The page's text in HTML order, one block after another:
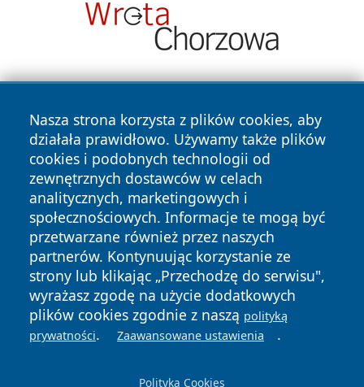
Nasza strona korzysta z plików cookies, aby
działała prawidłowo. Używamy także plików
cookies i podobnych technologii od
zewnętrznych dostawców w celach
analitycznych, marketingowych i
społecznościowych. Informacje te mogą być
przetwarzane również przez naszych
partnerów. Kontynuując korzystanie ze
strony lub klikając „Przechodzę do serwisu",
wyrażasz zgodę na użycie dodatkowych
plików cookies zgodnie z naszą polityką
prywatności. Zaawansowane ustawienia .
Polityka Cookies
Copyright © 2026 echolegnica.pl Wszystkie prawa
zastrzeżone.
News Autorzy
Polityka
Prywatności
Polityka
Cookies